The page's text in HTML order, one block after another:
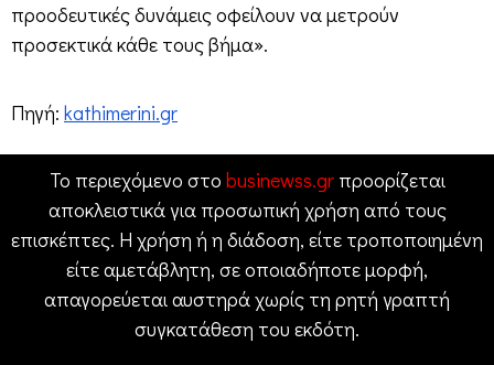
προοδευτικές δυνάμεις οφείλουν να μετρούν
προσεκτικά κάθε τους βήμα».
Πηγή: kathimerini.gr
Το περιεχόμενο στο businewss.grπροορίζεται
αποκλειστικά για προσωπική χρήση από τους
επισκέπτες. Η χρήση ή η διάδοση, είτε τροποποιημένη
είτε αμετάβλητη, σε οποιαδήποτε μορφή,
απαγορεύεται αυστηρά χωρίς τη ρητή γραπτή
συγκατάθεση του εκδότη.